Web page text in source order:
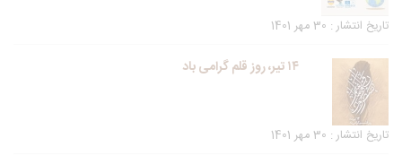
تاریخ انتشار : 30 مهر 1401
۱۴ تیر، روز قلم گرامی باد
تاریخ انتشار : 30 مهر 1401